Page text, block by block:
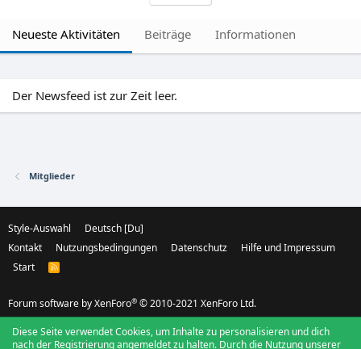
Neueste Aktivitäten Beiträge Informationen
Der Newsfeed ist zur Zeit leer.
Mitglieder
Style-Auswahl
Deutsch [Du]
Kontakt
Nutzungsbedingungen Datenschutz
Hilfe und Impressum
Start
R
S
Forum software by XenForo® © 2010-2021 XenForo Ltd.
Diese Seite verwendet Cookies, um Inhalte zu personalisieren und dich
nach der Registrierung angemeldet zu halten. Durch die Nutzung unserer